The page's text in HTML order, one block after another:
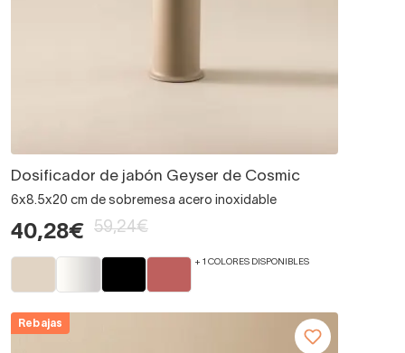
Dosificador de jabón Geyser de Cosmic
6x8.5x20 cm de sobremesa acero inoxidable
40,28€ 59,24€
+ 1 COLORES DISPONIBLES
Rebajas